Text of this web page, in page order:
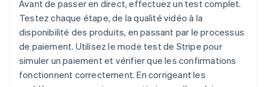
Avant de passer en direct, effectuez un test complet.
Testez chaque étape, de la qualité vidéo à la
disponibilité des produits, en passant par le processus
de paiement. Utilisez le mode test de Stripe pour
simuler un paiement et vérifier que les confirmations
fonctionnent correctement. En corrigeant les